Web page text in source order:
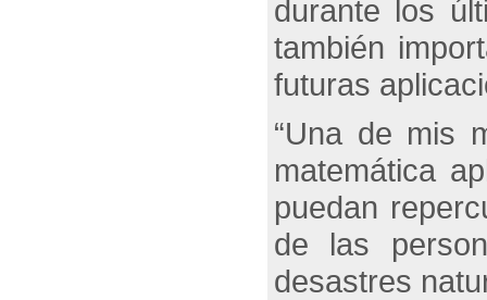
durante los
también
futuras
“Una de mis
matemática
puedan
de las
desastres